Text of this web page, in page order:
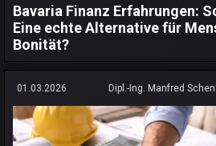
Bavaria Finanz Erfahrungen:
Eine echte Alternative für
Bonität?
01.03.2026 Dipl.-Ing. Manfred